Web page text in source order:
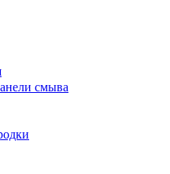
смыва